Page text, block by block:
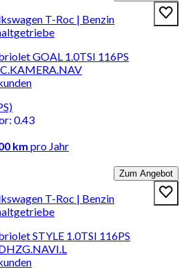
T-Roc | Benzin
GOAL 1.0TSI 116PS
: 0.43
km pro Jahr
Zum Angebot
T-Roc | Benzin
STYLE 1.0TSI 116PS